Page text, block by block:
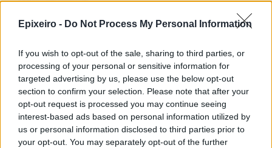
Epixeiro - Do Not Process My Personal Information
If you wish to opt-out of the sale, sharing to third parties, or
processing of your personal or sensitive information for
targeted advertising by us, please use the below opt-out
section to confirm your selection. Please note that after your
opt-out request is processed you may continue seeing
interest-based ads based on personal information utilized by
us or personal information disclosed to third parties prior to
your opt-out. You may separately opt-out of the further
ING: Ενίσχυση κερδών κατά 16%
τρίμηνο, ξεπερνώντας τις
προβλέψεις της αγοράς
30/07/26|16:27
Η Revolut και η OpenAI
συνεργάζονται ώστε να φέρουν
το ChatGPT Go σε εκατομμύρια
πελάτες